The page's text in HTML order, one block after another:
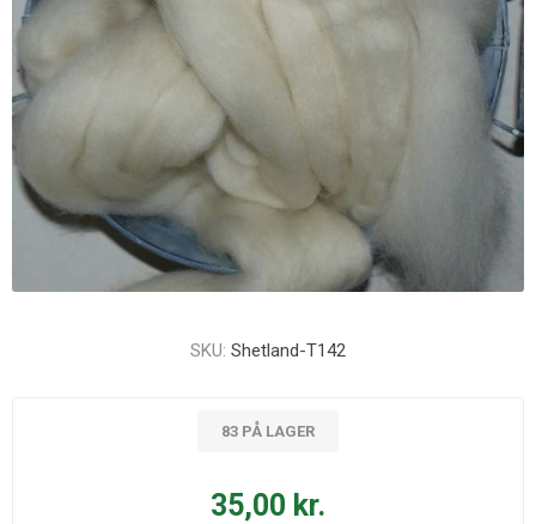
SKU: Shetland-T142
83 PÅ LAGER
35,00 kr.